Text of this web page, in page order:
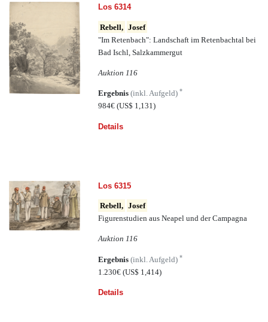
Los 6314
Rebell, Josef
"Im Retenbach": Landschaft im Retenbachtal bei
Bad Ischl, Salzkammergut
Auktion 116
Ergebnis(inkl. Aufgeld)*
984€(US$ 1,131)
Details
Los 6315
Rebell, Josef
Figurenstudien aus Neapel und der Campagna
Auktion 116
Ergebnis(inkl. Aufgeld)*
1.230€(US$ 1,414)
Details